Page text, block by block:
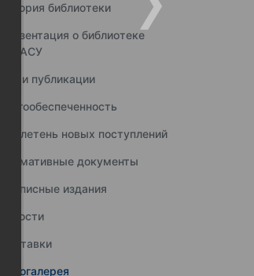
История библиотеки
Презентация о библиотеке
ННГАСУ
Наши публикации
Книгообеспеченность
Бюллетень новых поступлений
Нормативные документы
Подписные издания
Новости
Выставки
Фотогалерея